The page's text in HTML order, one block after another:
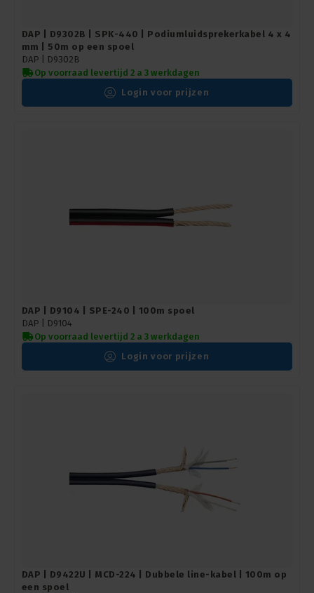
DAP | D9302B | SPK-440 | Podiumluidsprekerkabel 4 x 4
mm | 50m op een spoel
DAP |
D9302B
Op voorraad levertijd 2 a 3 werkdagen
Login voor prijzen
DAP | D9104 | SPE-240 | 100m spoel
DAP |
D9104
Op voorraad levertijd 2 a 3 werkdagen
Login voor prijzen
DAP | D9422U | MCD-224 | Dubbele line-kabel | 100m op
een spoel